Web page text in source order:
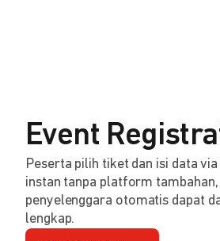
Event
Peserta pilih tiket dan isi data
instan tanpa platform
penyelenggara otomatis dapat
lengkap.